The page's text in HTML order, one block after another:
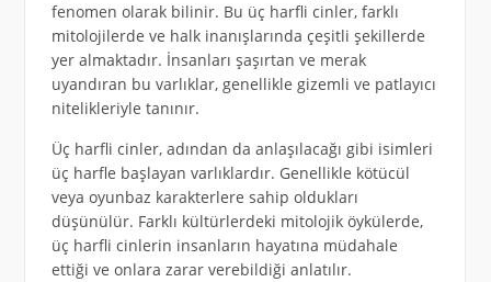
fenomen olarak bilinir. Bu üç harfli cinler, farklı
mitolojilerde ve halk inanışlarında çeşitli şekillerde
yer almaktadır. İnsanları şaşırtan ve merak
uyandıran bu varlıklar, genellikle gizemli ve patlayıcı
nitelikleriyle tanınır.
Üç harfli cinler, adından da anlaşılacağı gibi isimleri
üç harfle başlayan varlıklardır. Genellikle kötücül
veya oyunbaz karakterlere sahip oldukları
düşünülür. Farklı kültürlerdeki mitolojik öykülerde,
üç harfli cinlerin insanların hayatına müdahale
ettiği ve onlara zarar verebildiği anlatılır.